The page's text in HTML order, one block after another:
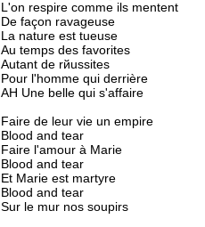
L'on respire comme ils mentent
De façon ravageuse
La nature est tueuse
Au temps des favorites
Autant de rйussites
Pour l'homme qui derrière
AH Une belle qui s'affaire
Faire de leur vie un empire
Blood and tear
Faire l'amour à Marie
Blood and tear
Et Marie est martyre
Blood and tear
Sur le mur nos soupirs